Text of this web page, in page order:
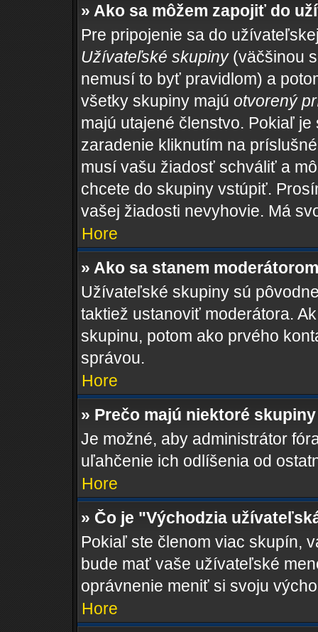
» Ako sa môžem zapojiť do
Pre pripojenie sa do
Užívateľské skupiny(väčšinou
nemusí to byť pravidlom) a
všetky skupiny majú otvorený
majú utajené členstvo. Pokiaľ
zaradenie kliknutím na
musí vašu žiadosť schváliť a
chcete do skupiny vstúpiť.
vašej žiadosti nevyhovie. Má
Hore
» Ako sa stanem
Užívateľské skupiny sú
taktiež ustanoviť moderátora.
skupinu, potom ako prvého
správou.
Hore
» Prečo majú niektoré
Je možné, aby administrátor
uľahčenie ich odlíšenia od
Hore
» Čo je "Východzia
Pokiaľ ste členom viac skupín,
bude mať vaše užívateľské
oprávnenie meniť si svoju
Hore